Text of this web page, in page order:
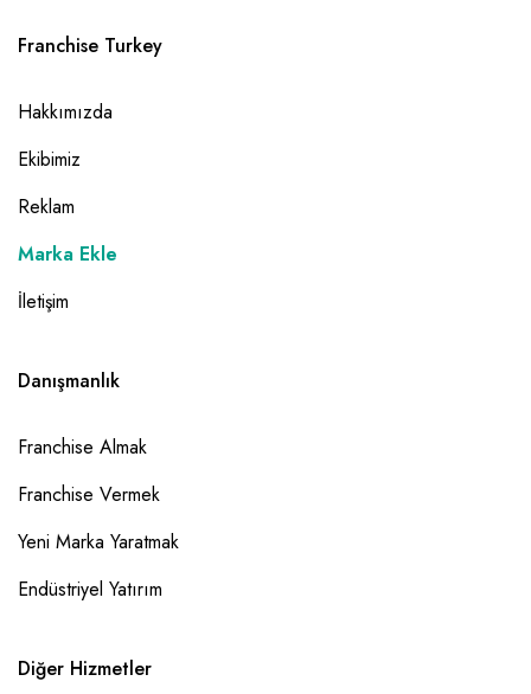
Franchise Turkey
Hakkımızda
Ekibimiz
Reklam
Marka Ekle
İletişim
Danışmanlık
Franchise Almak
Franchise Vermek
Yeni Marka Yaratmak
Endüstriyel Yatırım
Diğer Hizmetler